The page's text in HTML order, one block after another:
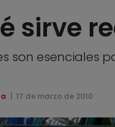
sirve
son esenciales
17 de marzo de 2010